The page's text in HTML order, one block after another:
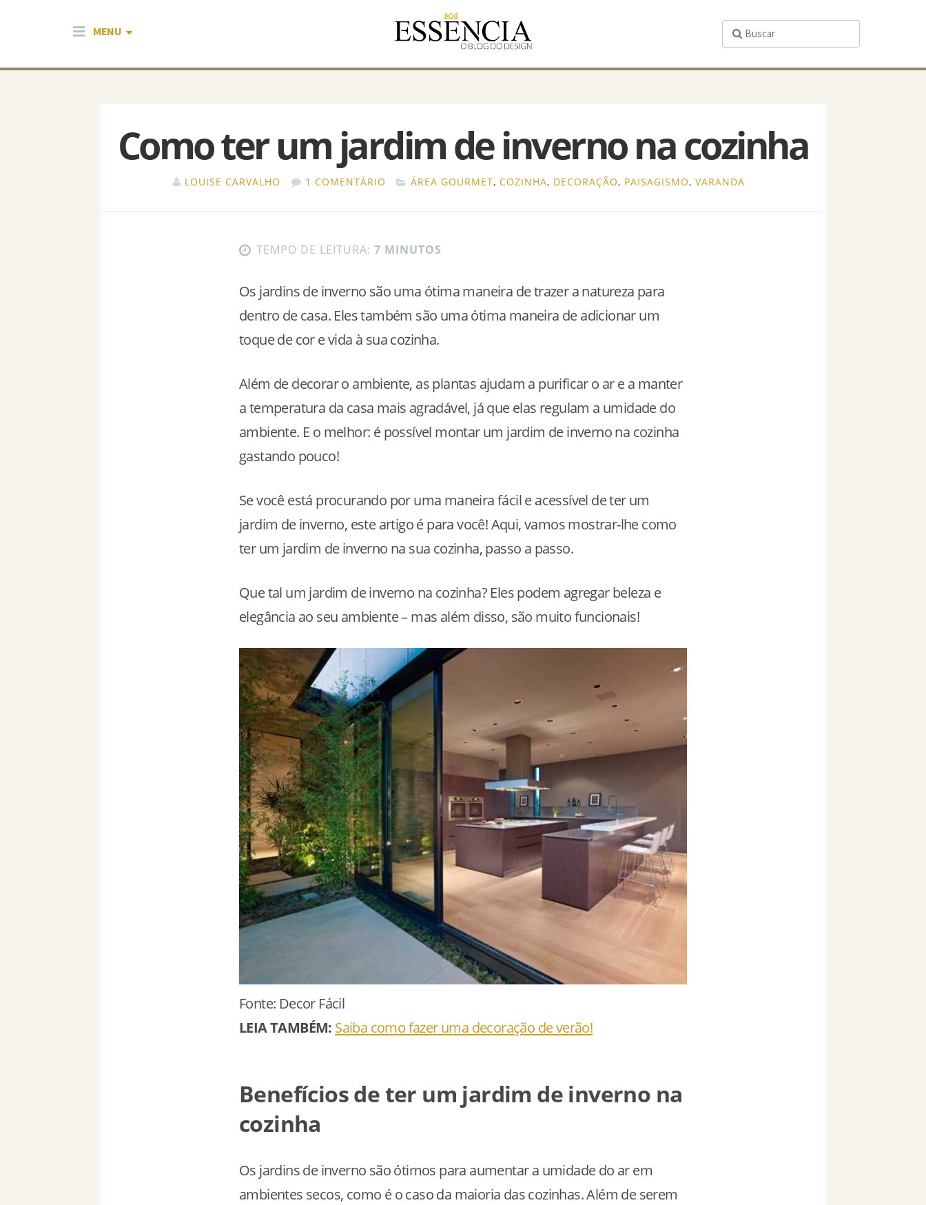
Pular para o conteúdo
MENU
Como ter um jardim de inverno na cozinha
LOUISE CARVALHO 1 COMENTÁRIO ÁREA GOURMET, COZINHA, DECORAÇÃO, PAISAGISMO, VARANDA
TEMPO DE LEITURA: 7 MINUTOS
Os jardins de inverno são uma ótima maneira de trazer a natureza para
dentro de casa. Eles também são uma ótima maneira de adicionar um
toque de cor e vida à sua cozinha.
Além de decorar o ambiente, as plantas ajudam a purificar o ar e a manter
a temperatura da casa mais agradável, já que elas regulam a umidade do
ambiente. E o melhor: é possível montar um jardim de inverno na cozinha
gastando pouco!
Se você está procurando por uma maneira fácil e acessível de ter um
jardim de inverno, este artigo é para você! Aqui, vamos mostrar-lhe como
ter um jardim de inverno na sua cozinha, passo a passo.
Que tal um jardim de inverno na cozinha? Eles podem agregar beleza e
elegância ao seu ambiente – mas além disso, são muito funcionais!
Fonte: Decor Fácil
LEIA TAMBÉM: Saiba como fazer uma decoração de verão!
Benefícios de ter um jardim de inverno na
cozinha
Os jardins de inverno são ótimos para aumentar a umidade do ar em
ambientes secos, como é o caso da maioria das cozinhas. Além de serem